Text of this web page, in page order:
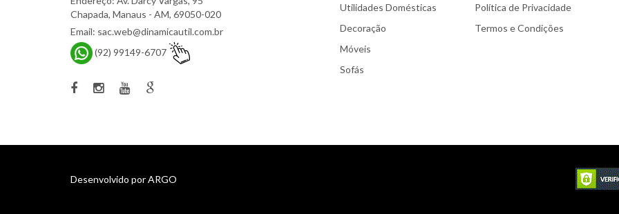
Chapada, Manaus - AM, 69050-020
Email: sac.web@dinamicautil.com.br
(92) 99149-6707
Utilidades Domésticas
Decoração
Móveis
Sofás
Política de Privacidade
Termos e Condições
Desenvolvido porARGO